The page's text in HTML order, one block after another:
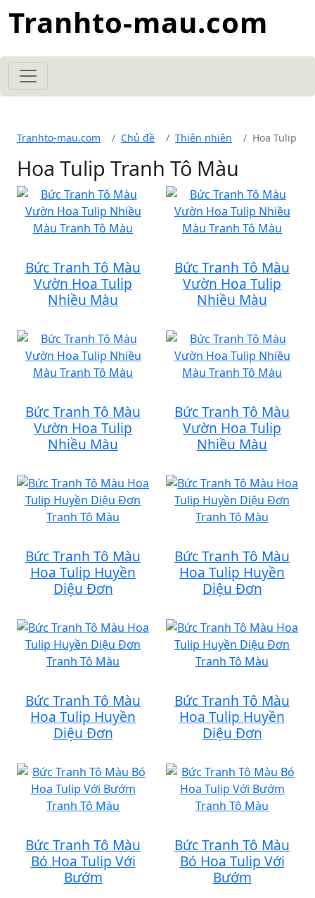
Tranhto-mau.com
Tranhto-mau.com Chủ đề Thiên nhiên Hoa Tulip
Hoa Tulip Tranh Tô Màu
Bức Tranh Tô Màu
Vườn Hoa Tulip
Nhiều Màu
Bức Tranh Tô Màu
Vườn Hoa Tulip
Nhiều Màu
Bức Tranh Tô Màu
Vườn Hoa Tulip
Nhiều Màu
Bức Tranh Tô Màu
Vườn Hoa Tulip
Nhiều Màu
Bức Tranh Tô Màu
Hoa Tulip Huyền
Diệu Đơn
Bức Tranh Tô Màu
Hoa Tulip Huyền
Diệu Đơn
Bức Tranh Tô Màu
Hoa Tulip Huyền
Diệu Đơn
Bức Tranh Tô Màu
Hoa Tulip Huyền
Diệu Đơn
Bức Tranh Tô Màu
Bó Hoa Tulip Với
Bướm
Bức Tranh Tô Màu
Bó Hoa Tulip Với
Bướm